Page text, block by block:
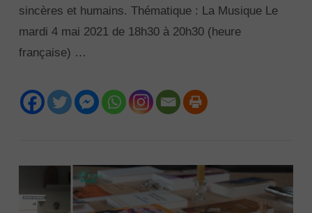
sincères et humains. Thématique : La Musique Le
mardi 4 mai 2021 de 18h30 à 20h30 (heure
française) …